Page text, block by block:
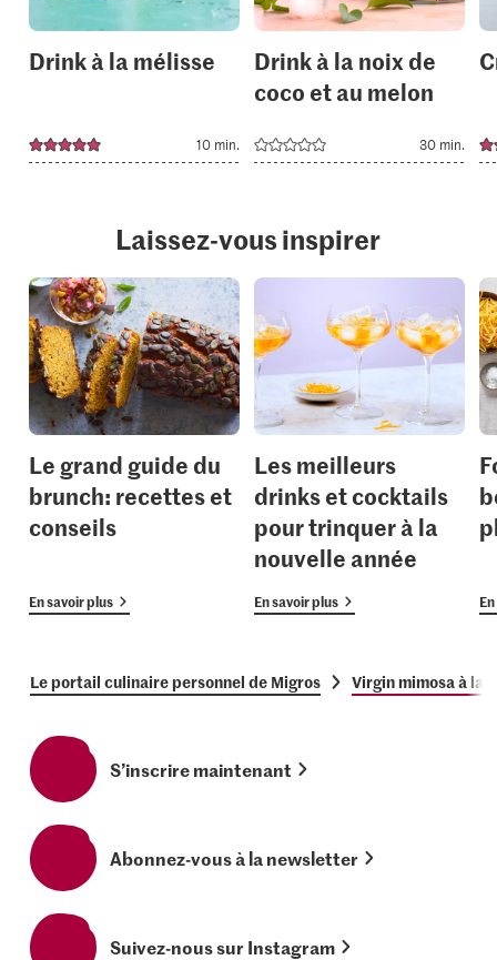
Drink à la mélisse
10 min.
Drink à la noix de
coco et au melon
30 min.
Laissez-vous inspirer
Le grand guide du
brunch: recettes et
conseils
En savoir plus
Les meilleurs
drinks et cocktails
pour trinquer à la
nouvelle année
En savoir plus
Le portail culinaire personnel de Migros Virgin mimosa à la
S’inscrire maintenant
Abonnez-vous à la newsletter
Suivez-nous sur Instagram